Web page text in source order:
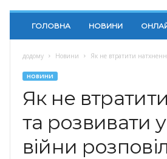
ГОЛОВНА НОВИНИ
додому Новини Як не втратити
НОВИНИ
Як не
та розвивати
війни